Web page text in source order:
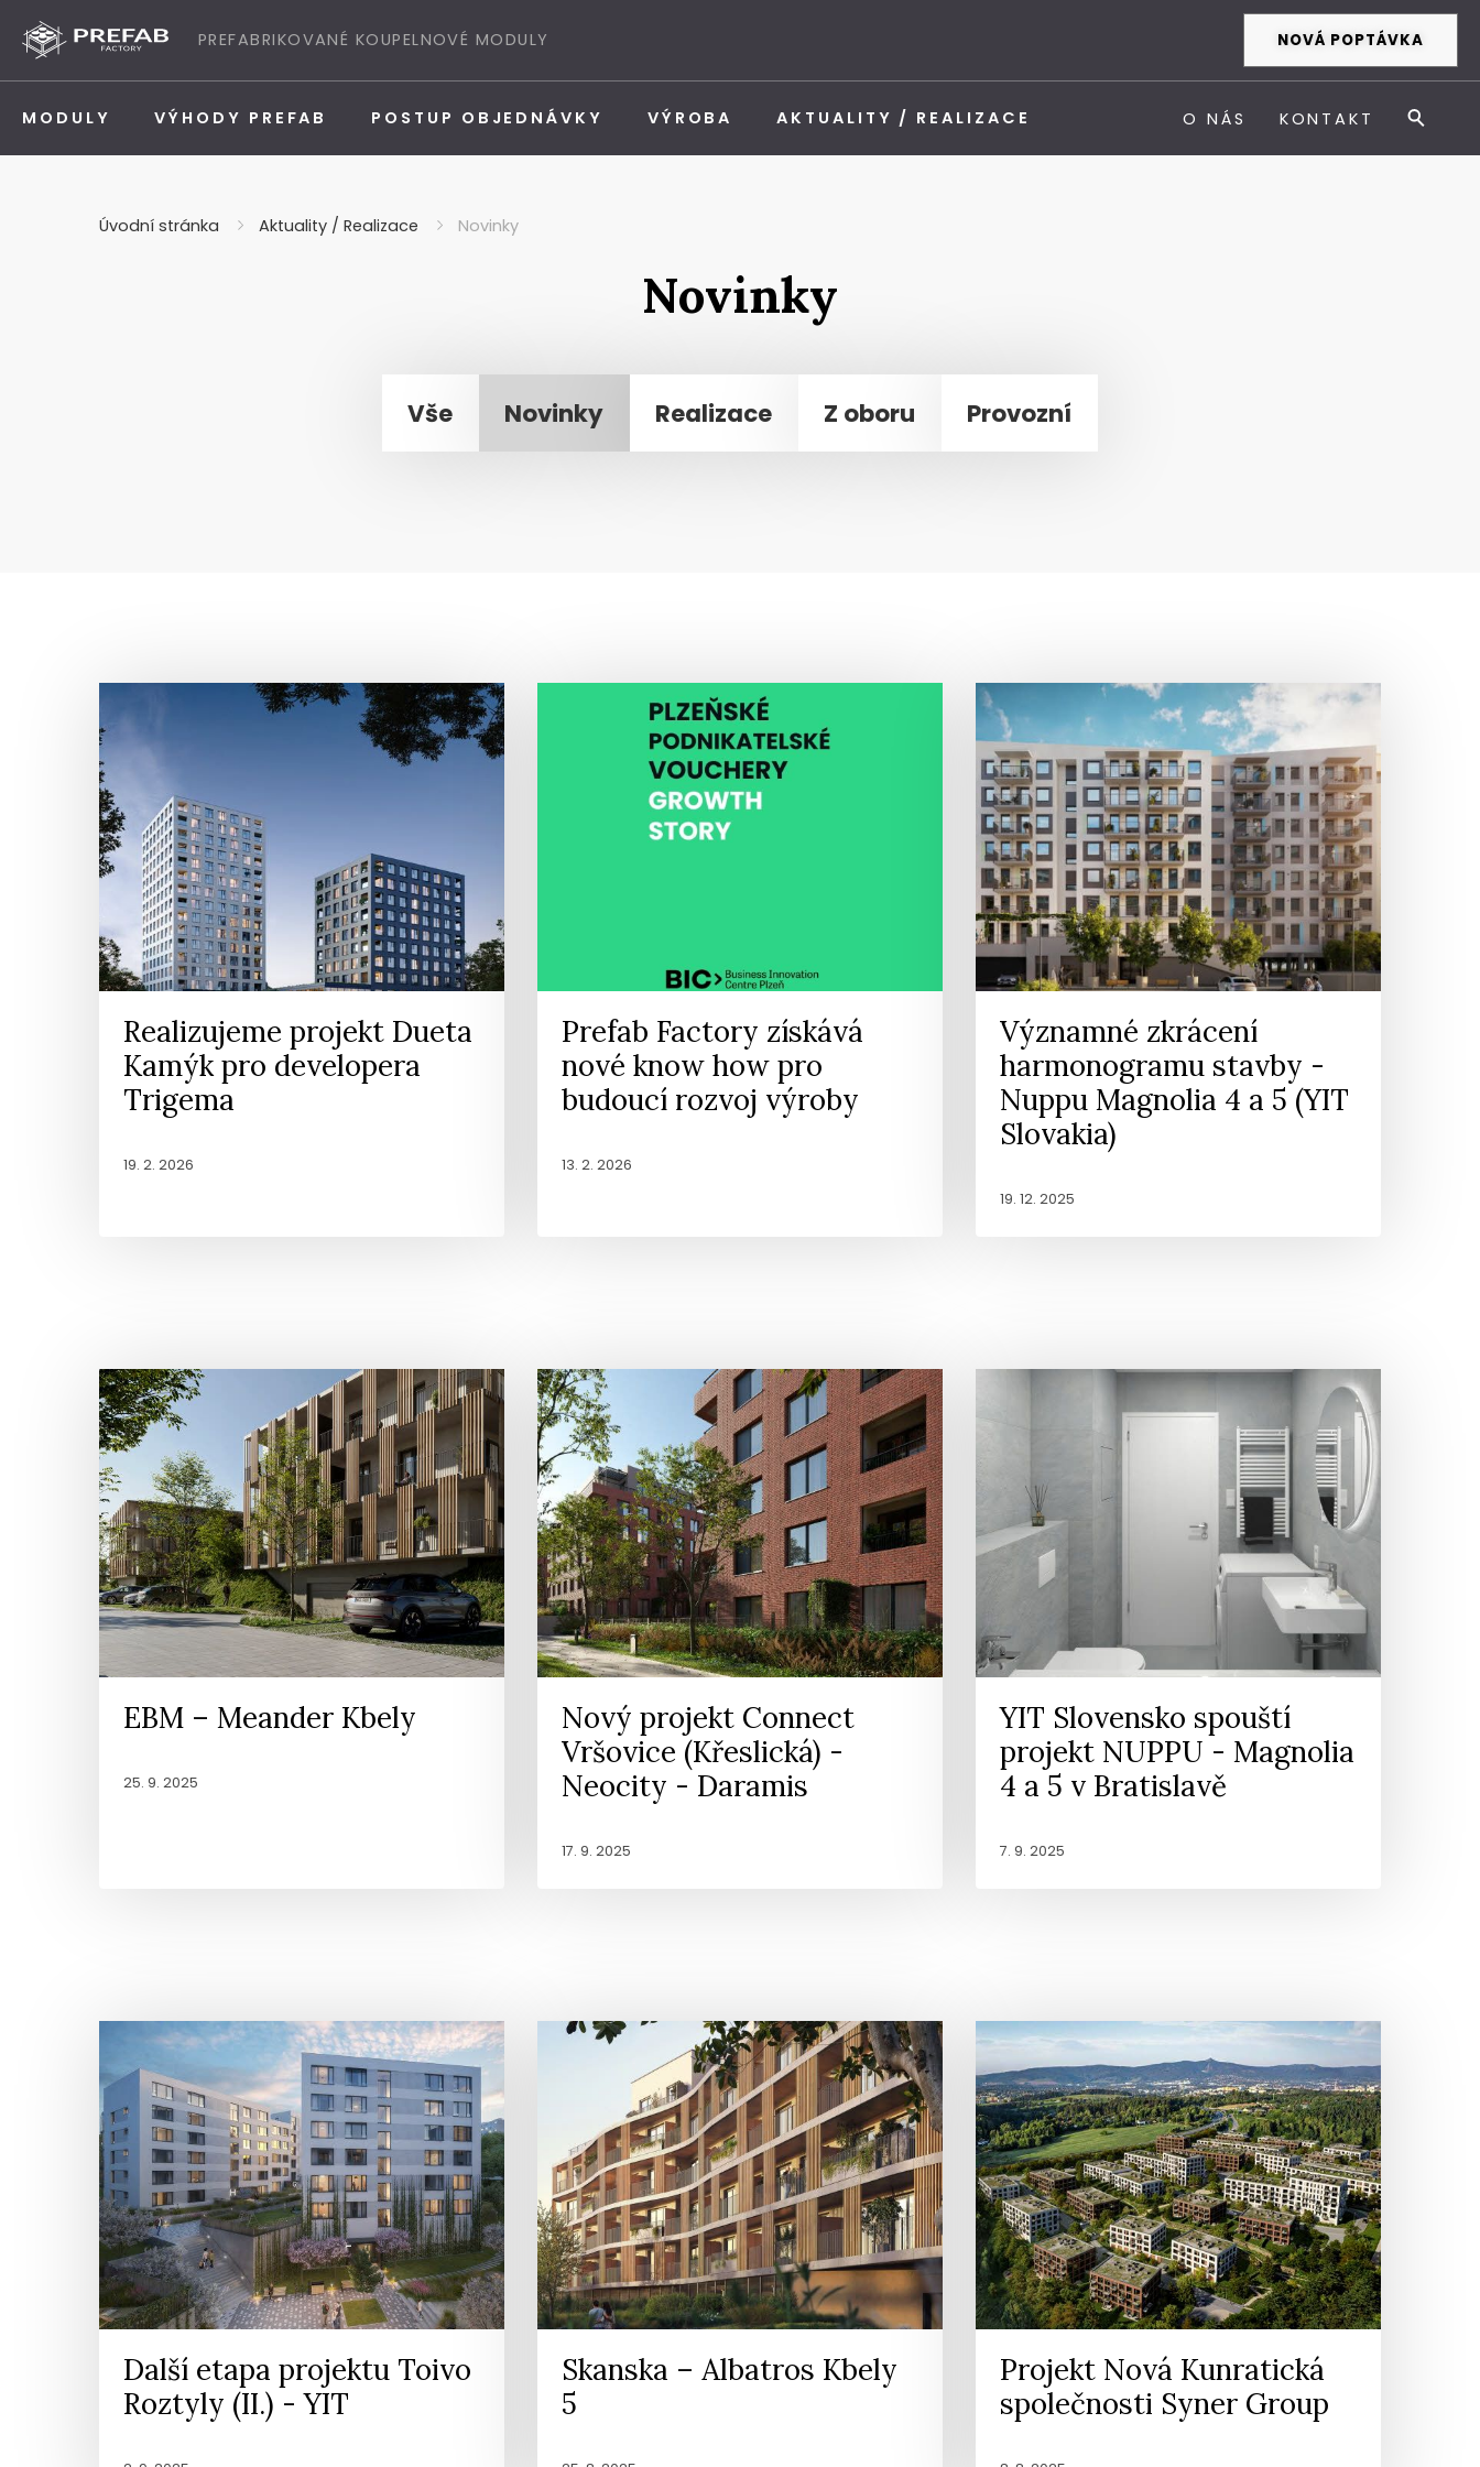
PREFABRIKOVANÉ KOUPELNOVÉ MODULY NOVÁ POPTÁVKA
MODULY VÝHODY PREFAB POSTUP OBJEDNÁVKY VÝROBA AKTUALITY / REALIZACE O NÁS KONTAKT
Úvodní stránka Aktuality / Realizace Novinky
Novinky
Vše Novinky Realizace Z oboru Provozní
Realizujeme projekt Dueta
Kamýk pro developera
Trigema
19. 2. 2026
Prefab Factory získává
nové know how pro
budoucí rozvoj výroby
13. 2. 2026
Významné zkrácení
harmonogramu stavby -
Nuppu Magnolia 4 a 5 (YIT
Slovakia)
19. 12. 2025
EBM – Meander Kbely
25. 9. 2025
Nový projekt Connect
Vršovice (Křeslická) -
Neocity - Daramis
17. 9. 2025
YIT Slovensko spouští
projekt NUPPU - Magnolia
4 a 5 v Bratislavě
7. 9. 2025
Další etapa projektu Toivo
Roztyly (II.) - YIT
Skanska – Albatros Kbely
5
Projekt Nová Kunratická
společnosti Syner Group